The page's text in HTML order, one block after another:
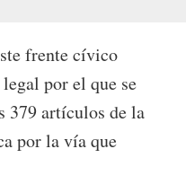
frente cívico
por el que se
379 artículos de la
por la vía que